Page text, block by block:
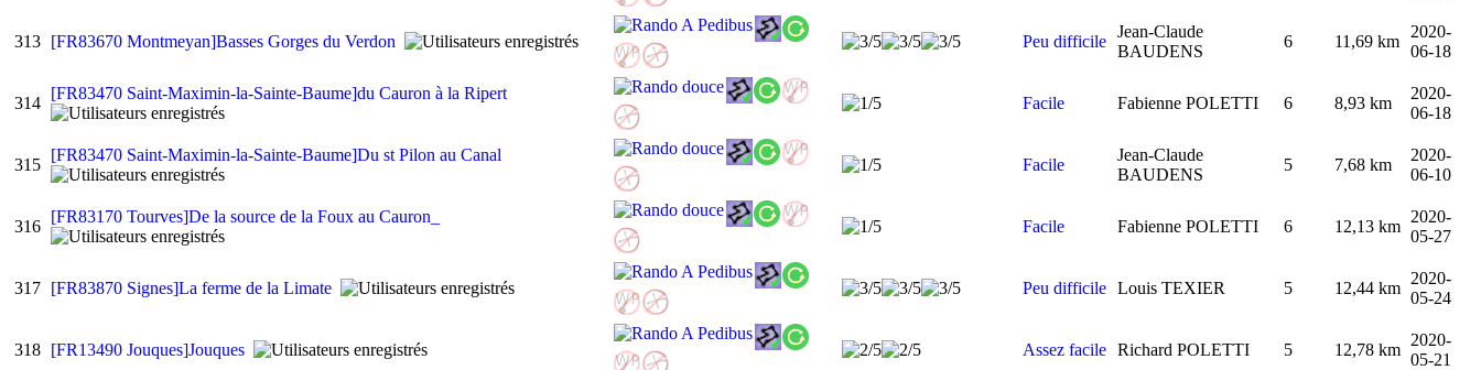
313 [FR83670 Montmeyan]Basses Gorges du Verdon Peu difficile
Jean-Claude
BAUDENS
6 11,69 km
2020-
06-18
314
[FR83470 Saint-Maximin-la-Sainte-Baume]du Cauron à la Ripert
Facile Fabienne POLETTI 6 8,93 km
2020-
06-18
315
[FR83470 Saint-Maximin-la-Sainte-Baume]Du st Pilon au Canal
Facile
Jean-Claude
BAUDENS
5 7,68 km
2020-
06-10
316
[FR83170 Tourves]De la source de la Foux au Cauron_
Facile Fabienne POLETTI 6 12,13 km
2020-
05-27
317 [FR83870 Signes]La ferme de la Limate Peu difficile Louis TEXIER 5 12,44 km
2020-
05-24
318 [FR13490 Jouques]Jouques Assez facile Richard POLETTI 5 12,78 km
2020-
05-21